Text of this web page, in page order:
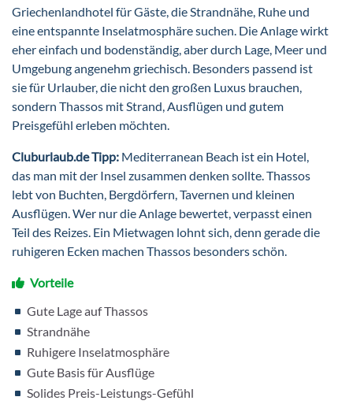
Griechenlandhotel für Gäste, die Strandnähe, Ruhe und
eine entspannte Inselatmosphäre suchen. Die Anlage wirkt
eher einfach und bodenständig, aber durch Lage, Meer und
Umgebung angenehm griechisch. Besonders passend ist
sie für Urlauber, die nicht den großen Luxus brauchen,
sondern Thassos mit Strand, Ausflügen und gutem
Preisgefühl erleben möchten.
Cluburlaub.de Tipp: Mediterranean Beach ist ein Hotel,
das man mit der Insel zusammen denken sollte. Thassos
lebt von Buchten, Bergdörfern, Tavernen und kleinen
Ausflügen. Wer nur die Anlage bewertet, verpasst einen
Teil des Reizes. Ein Mietwagen lohnt sich, denn gerade die
ruhigeren Ecken machen Thassos besonders schön.
Vorteile
Gute Lage auf Thassos
Strandnähe
Ruhigere Inselatmosphäre
Gute Basis für Ausflüge
Solides Preis-Leistungs-Gefühl